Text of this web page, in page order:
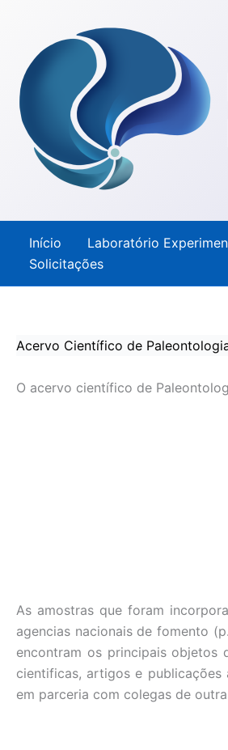
conteúdo
Início Laboratório
Solicitações
Acervo Científico de
O acervo científico de
As amostras que foram
agencias nacionais de fomento
encontram os principais objetos
cientificas, artigos e publicações
em parceria com colegas de